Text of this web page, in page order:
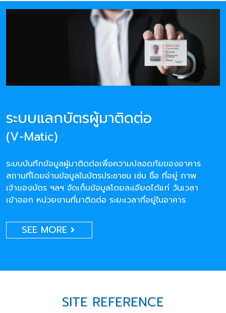
ระบบแลกบัตรผู้มาติดต่อ
(V-Matic)
ระบบบันทึกข้อมูลผู้มาติดต่อเพื่อความปลอดภัยของอาคาร
สถานที่โดยอ่านข้อมูลในบัตรประชาชน เช่น ชื่อ ที่อยู่ ภาพ
เจ้าของบัตร ฯลฯ จัดเก็บข้อมูลโดยละเอียดได้แก่ วันเวลา
เข้าออก หน่วยงานที่มาติดต่อ ระยะเวลาที่อยู่ในอาคาร
SEE MORE
SITE REFERENCE